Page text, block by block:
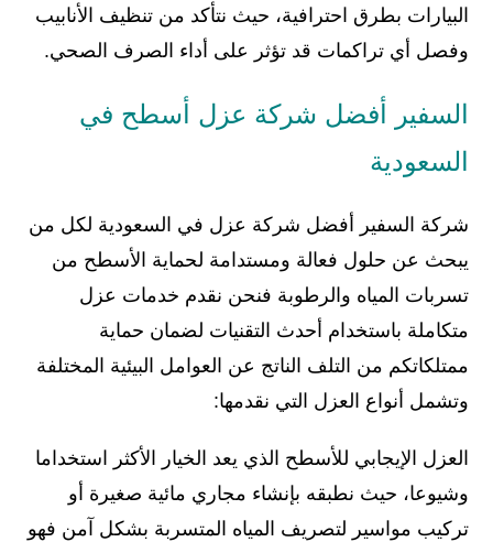
البيارات بطرق احترافية، حيث نتأكد من تنظيف الأنابيب
وفصل أي تراكمات قد تؤثر على أداء الصرف الصحي.
السفير أفضل شركة عزل أسطح في
السعودية
شركة السفير أفضل شركة عزل في السعودية لكل من
يبحث عن حلول فعالة ومستدامة لحماية الأسطح من
تسربات المياه والرطوبة فنحن نقدم خدمات عزل
متكاملة باستخدام أحدث التقنيات لضمان حماية
ممتلكاتكم من التلف الناتج عن العوامل البيئية المختلفة
وتشمل أنواع العزل التي نقدمها:
العزل الإيجابي للأسطح الذي يعد الخيار الأكثر استخداما
وشيوعا، حيث نطبقه بإنشاء مجاري مائية صغيرة أو
تركيب مواسير لتصريف المياه المتسربة بشكل آمن فهو